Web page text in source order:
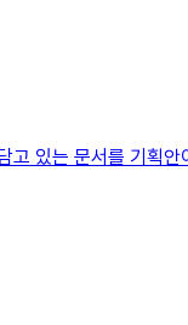
있는 문서를 기획안